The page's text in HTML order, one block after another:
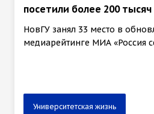
посетили более 200
НовГУ занял 33 место в
медиарейтинге МИА «Россия
Университетская жизнь